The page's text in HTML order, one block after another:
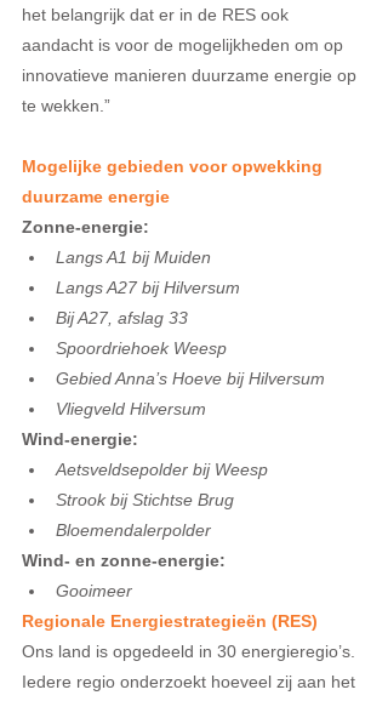
het belangrijk dat er in de RES ook
aandacht is voor de mogelijkheden om op
innovatieve manieren duurzame energie op
te wekken.”
Mogelijke gebieden voor opwekking
duurzame energie
Zonne-energie:
Langs A1 bij Muiden
Langs A27 bij Hilversum
Bij A27, afslag 33
Spoordriehoek Weesp
Gebied Anna’s Hoeve bij Hilversum
Vliegveld Hilversum
Wind-energie:
Aetsveldsepolder bij Weesp
Strook bij Stichtse Brug
Bloemendalerpolder
Wind- en zonne-energie:
Gooimeer
Regionale Energiestrategieën (RES)
Ons land is opgedeeld in 30 energieregio’s.
Iedere regio onderzoekt hoeveel zij aan het